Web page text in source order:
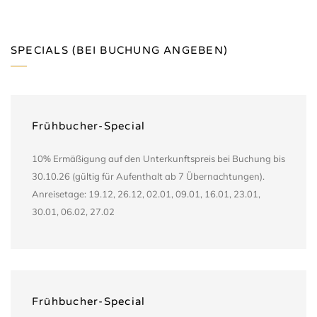
SPECIALS (BEI BUCHUNG ANGEBEN)
Frühbucher-Special
10% Ermäßigung auf den Unterkunftspreis bei Buchung bis
30.10.26 (gültig für Aufenthalt ab 7 Übernachtungen).
Anreisetage: 19.12, 26.12, 02.01, 09.01, 16.01, 23.01,
30.01, 06.02, 27.02
Frühbucher-Special